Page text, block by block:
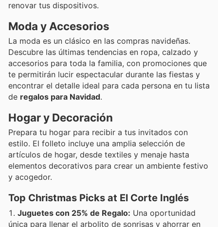
renovar tus dispositivos.
Moda y Accesorios
La moda es un clásico en las compras navideñas.
Descubre las últimas tendencias en ropa, calzado y
accesorios para toda la familia, con promociones que
te permitirán lucir espectacular durante las fiestas y
encontrar el detalle ideal para cada persona en tu lista
de regalos para Navidad.
Hogar y Decoración
Prepara tu hogar para recibir a tus invitados con
estilo. El folleto incluye una amplia selección de
artículos de hogar, desde textiles y menaje hasta
elementos decorativos para crear un ambiente festivo
y acogedor.
Top Christmas Picks at El Corte Inglés
Juguetes con 25% de Regalo: Una oportunidad
única para llenar el arbolito de sonrisas y ahorrar en